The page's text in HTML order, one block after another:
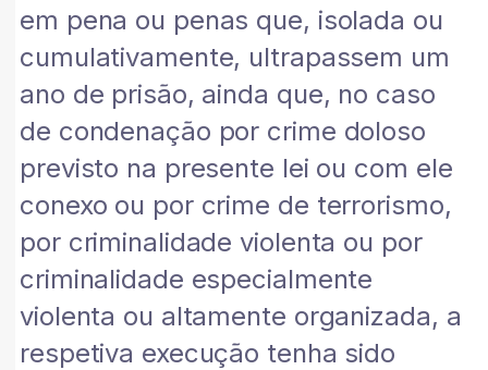
em pena ou penas que, isolada ou
cumulativamente, ultrapassem um
ano de prisão, ainda que, no caso
de condenação por crime doloso
previsto na presente lei ou com ele
conexo ou por crime de terrorismo,
por criminalidade violenta ou por
criminalidade especialmente
violenta ou altamente organizada, a
respetiva execução tenha sido